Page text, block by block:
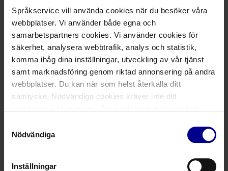
Språkservice vill använda cookies när du besöker våra
webbplatser. Vi använder både egna och
samarbetspartners cookies. Vi använder cookies för
säkerhet, analysera webbtrafik, analys och statistik,
komma ihåg dina inställningar, utveckling av vår tjänst
samt marknadsföring genom riktad annonsering på andra
webbplatser. Du kan när som helst återkalla ditt
samtycke. Nödvändiga cookies kräver inte ditt
Cookiepolicy
Nödvändiga
Inställningar
Svenska
Målspråket Båda
Hur uppmärksammade du detta? *